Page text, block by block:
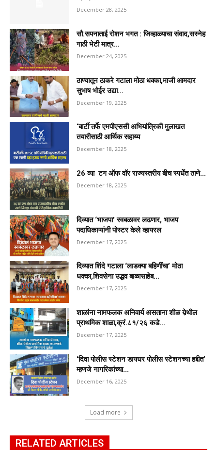
December 28, 2025
सौ.सपनाताई रोशन भगत : जिव्हाळ्याचा संवाद,सस्नेह
गाठी भेटी मात्र...
December 24, 2025
ठाण्यातून ठाकरे गटाला मोठा धक्का,माजी आमदार
सुभाष भोईर उद्या...
December 19, 2025
‘बार्टी’तर्फे एमपीएससी अभियांत्रिकी मुलाखत
तयारीसाठी आर्थिक सहाय्य
December 18, 2025
26 व्या टग ऑफ वॉर राज्यस्तरीय बीच स्पर्धेत ठाणे...
December 18, 2025
दिव्यात ‘भाजपा’ स्वबळावर लढणार, भाजप
पदाधिकाऱ्यांनी पोस्टर केले व्हायरल
December 17, 2025
दिव्यात शिंदे गटाला ‘लाडक्या बहिणींचा’ मोठा
धक्का,शिवसेना उद्धव बाळासाहेब...
December 17, 2025
शाळांना नामफलक अनिवार्य असताना शीळ य़ेथील
प्राथमिक शाळा,क्रं.८१/२६ कडे...
December 17, 2025
‘दिवा पोलीस स्टेशन डायघर पोलीस स्टेशनच्या हद्दीत’
म्हणजे नागरिकांच्या...
December 16, 2025
Load more
RELATED ARTICLES